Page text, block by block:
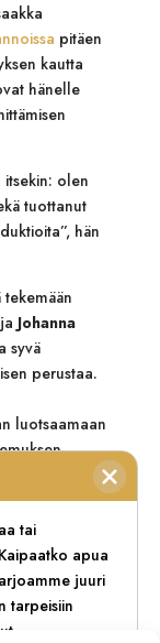
pitäen
kautta
hänelle
olen
tuottanut
hän
Johanna
syvä
perustaa.
luotsaamaan
tehtäviin
Helena
ja
Tiinan
tai
apua
juuri
tarpeisiin